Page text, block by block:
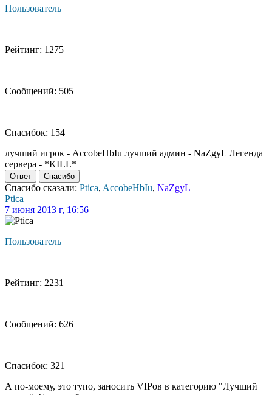
Пользователь
Рейтинг: 1275
Сообщений: 505
Спасибок: 154
лучший игрок - AccobeHbIu лучший админ - NaZgyL Легенда
сервера - *KILL*
Ответ Спасибо
Спасибо сказали: Ptica, AccobeHbIu, NaZgyL
Ptica
7 июня 2013 г, 16:56
Пользователь
Рейтинг: 2231
Сообщений: 626
Спасибок: 321
А по-моему, это тупо, заносить VIPов в категорию "Лучший